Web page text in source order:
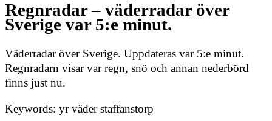
Regnradar – väderradar över
Sverige var 5:e minut.
Väderradar över Sverige. Uppdateras var 5:e minut.
Regnradarn visar var regn, snö och annan nederbörd
finns just nu.
Keywords: yr väder staffanstorp